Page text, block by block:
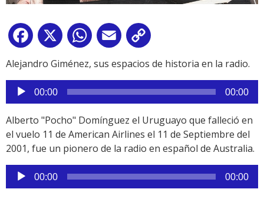
Facebook
X WhatsApp
Email
Link
Alejandro Giménez, sus espacios de historia en la radio.
Reproductor
de
audio
00:00 00:00
Alberto "Pocho" Domínguez el Uruguayo que falleció en
el vuelo 11 de American Airlines el 11 de Septiembre del
2001, fue un pionero de la radio en español de Australia.
Reproductor
de
00:00 00:00